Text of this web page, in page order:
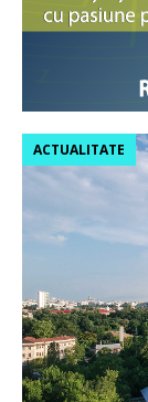
ACTUALITATE